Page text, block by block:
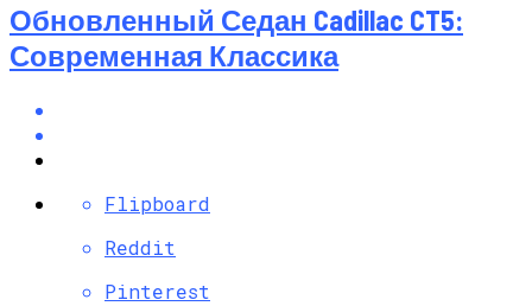
Обновленный Седан Cadillac CT5:
Современная Классика
Flipboard
Reddit
Pinterest